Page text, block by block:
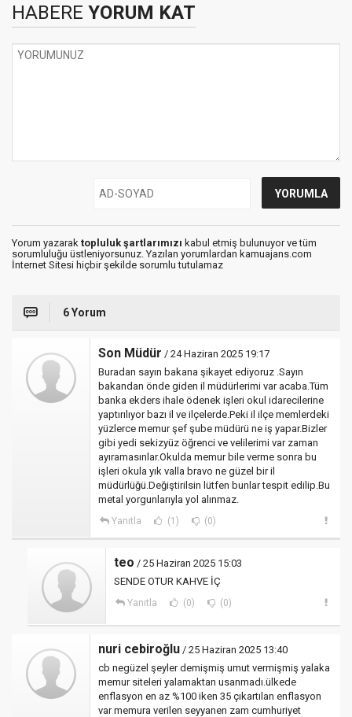
HABERE YORUM KAT
Yorum yazarak topluluk şartlarımızı kabul etmiş bulunuyor ve tüm
sorumluluğu üstleniyorsunuz. Yazılan yorumlardan kamuajans.com
İnternet Sitesi hiçbir şekilde sorumlu tutulamaz
6 Yorum
Son Müdür / 24 Haziran 2025 19:17
Buradan sayın bakana şikayet ediyoruz .Sayın
bakandan önde giden il müdürlerimi var acaba.Tüm
banka ekders ihale ödenek işleri okul idarecilerine
yaptırılıyor bazı il ve ilçelerde.Peki il ilçe memlerdeki
yüzlerce memur şef şube müdürü ne iş yapar.Bizler
gibi yedi sekizyüz öğrenci ve velilerimi var zaman
ayıramasınlar.Okulda memur bile verme sonra bu
işleri okula yık valla bravo ne güzel bir il
müdürlüğü.Değiştirilsin lütfen bunlar tespit edilip.Bu
metal yorgunlarıyla yol alınmaz.
Yanıtla (1) (0)
teo / 25 Haziran 2025 15:03
SENDE OTUR KAHVE İÇ
Yanıtla (0) (0)
nuri cebiroğlu / 25 Haziran 2025 13:40
cb negüzel şeyler demişmiş umut vermişmiş yalaka
memur siteleri yalamaktan usanmadı.ülkede
enflasyon en az %100 iken 35 çıkartılan enflasyon
var memura verilen seyyanen zam cumhuriyet